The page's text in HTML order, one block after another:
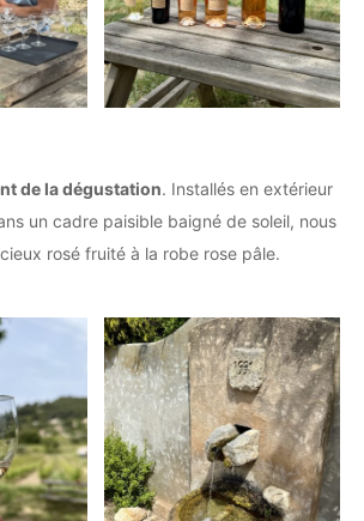
de la dégustation. Installés en extérieur
un cadre paisible baigné de soleil, nous
rosé fruité à la robe rose pâle.